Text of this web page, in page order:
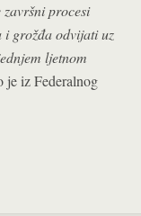
procesi
grožđa odvijati uz
ljetnom
je iz Federalnog